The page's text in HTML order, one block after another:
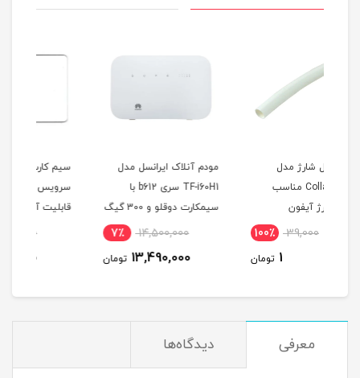
مودم آنلاک ایرانسل مدل
سیمکارت دوقلو و 300 گیگ
اینترنت یکساله
14,500,000
13,490,000
سرویس همراه اول با
قابلیت آی پی استاتیک
(مخصوص مودم )
3,000,000
2,790,000
معرفی دیدگاه‌ها